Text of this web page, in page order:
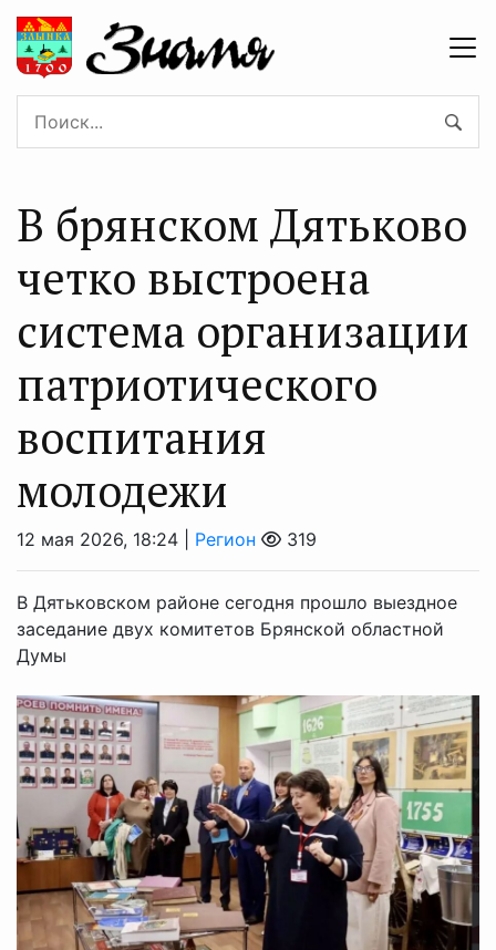
В брянском Дятьково
четко выстроена
система организации
патриотического
воспитания
молодежи
12 мая 2026, 18:24 | Регион 319
В Дятьковском районе сегодня прошло выездное
заседание двух комитетов Брянской областной
Думы